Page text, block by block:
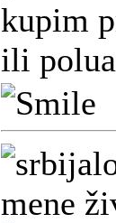
kupim
ili
mene